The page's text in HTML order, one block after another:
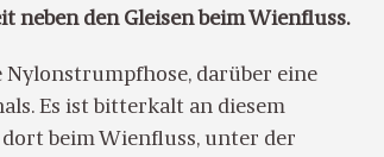
neben den Gleisen beim Wienfluss.
Nylonstrumpfhose, darüber eine
Es ist bitterkalt an diesem
beim Wienfluss, unter der